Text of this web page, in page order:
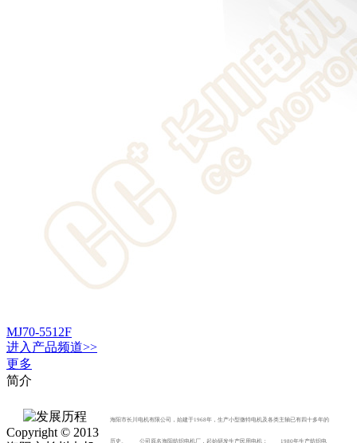
MJ70-5512F
进入 产品频道>>
更多
简介
海阳市长川电机有限公司，始建于1968年，生产小型微特电机及各类主轴已有四十多年的
历史。 公司原名海阳纺织电机厂，起始研发生产民用电机； 1980年生产纺织电
Copyright © 2013